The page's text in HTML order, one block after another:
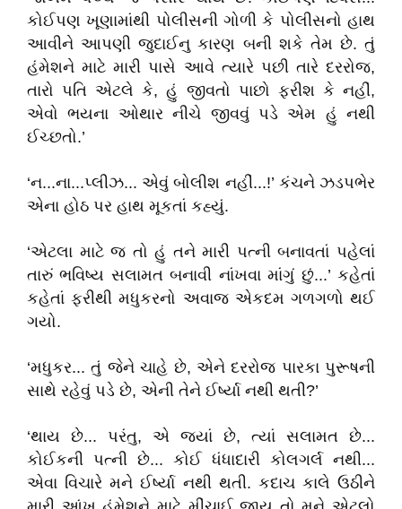
કોઈપણ ખૂણામાંથી પોલીસની ગોળી કે પોલીસનો હાથ
આવીને આપણી જુદાઈનુ કારણ બની શકે તેમ છે. તું
હંમેશને માટે મારી પાસે આવે ત્યારે પછી તારે દરરોજ,
તારો પતિ એટલે કે, હું જીવતો પાછો ફરીશ કે નહીં,
એવો ભયના ઓથાર નીચે જીવવું પડે એમ હું નથી
ઈચ્છતો.’
‘ન...ના...પ્લીઝ... એવું બોલીશ નહીં...!’ કંચને ઝડપભેર
એના હોઠ પર હાથ મૂકતાં કહ્યું.
‘એટલા માટે જ તો હું તને મારી પત્ની બનાવતાં પહેલાં
તારું ભવિષ્ય સલામત બનાવી નાંખવા માંગું છું...’ કહેતાં
કહેતાં ફરીથી મધુકરનો અવાજ એકદમ ગળગળો થઈ
ગયો.
‘મધુકર... તું જેને ચાહે છે, એને દરરોજ પારકા પુરૂષની
સાથે રહેવું પડે છે, એની તેને ઈર્ષ્યા નથી થતી?’
‘થાય છે... પરંતુ, એ જ્યાં છે, ત્યાં સલામત છે...
કોઈકની પત્ની છે... કોઈ ધંધાદારી કોલગર્લ નથી...
એવા વિચારે મને ઈર્ષ્યા નથી થતી. કદાચ કાલે ઉઠીને